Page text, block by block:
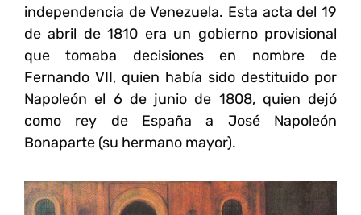
independencia de Venezuela. Esta acta del 19
de abril de 1810 era un gobierno provisional
que tomaba decisiones en nombre de
Fernando VII, quien había sido destituido por
Napoleón el 6 de junio de 1808, quien dejó
como rey de España a José Napoleón
Bonaparte (su hermano mayor).